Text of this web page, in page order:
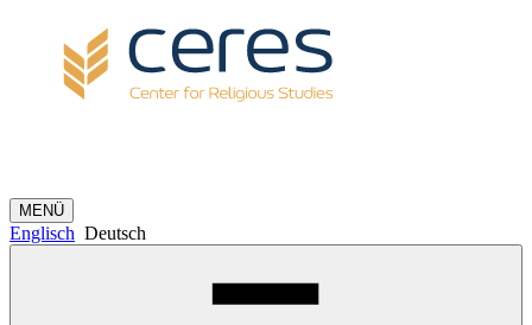
MENÜ
Englisch Deutsch